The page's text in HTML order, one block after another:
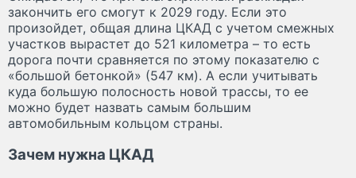
закончить его смогут к 2029 году. Если это
произойдет, общая длина ЦКАД с учетом смежных
участков вырастет до 521 километра – то есть
дорога почти сравняется по этому показателю с
«большой бетонкой» (547 км). А если учитывать
куда большую полосность новой трассы, то ее
можно будет назвать самым большим
автомобильным кольцом страны.
Зачем нужна ЦКАД